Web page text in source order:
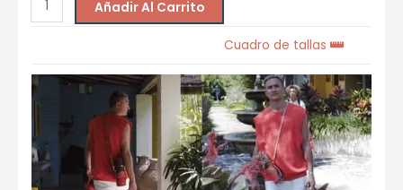
Añadir Al Carrito
Cuadro de tallas